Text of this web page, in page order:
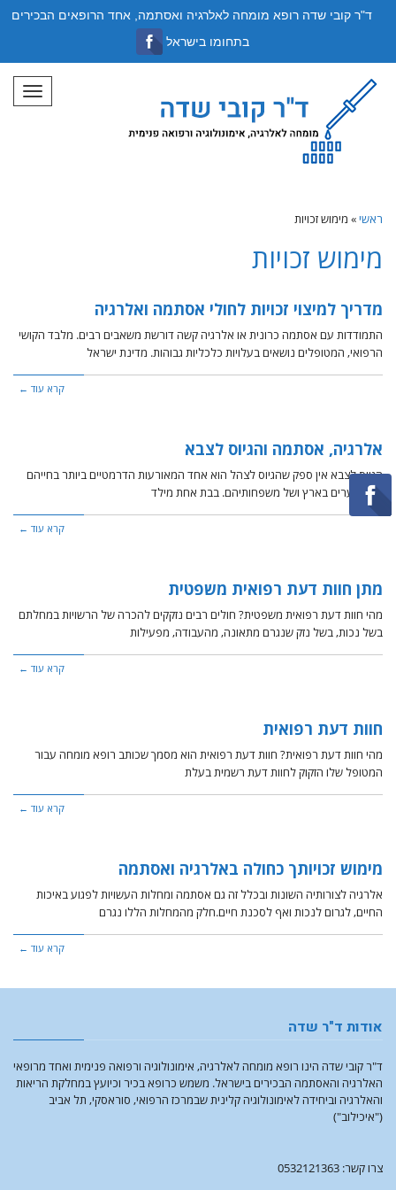
תפריט
ראשי» מימוש זכויות
מימוש זכויות
מדריך למיצוי זכויות לחולי אסתמה ואלרגיה
התמודדות עם אסתמה כרונית או אלרגיה קשה דורשת משאבים רבים. מלבד הקושי
הרפואי, המטופלים נושאים בעלויות כלכליות גבוהות. מדינת ישראל
קרא עוד ←
אלרגיה, אסתמה והגיוס לצבא
הגיוס לצבא אין ספק שהגיוס לצהל הוא אחד המאורעות הדרמטיים ביותר בחייהם
של הנערים בארץ ושל משפחותיהם. בבת אחת מילד
קרא עוד ←
מתן חוות דעת רפואית משפטית
מהי חוות דעת רפואית משפטית? חולים רבים נזקקים להכרה של הרשויות במחלתם
בשל נכות, בשל נזק שנגרם מתאונה, מהעבודה, מפעילות
קרא עוד ←
חוות דעת רפואית
מהי חוות דעת רפואית? חוות דעת רפואית הוא מסמך שכותב רופא מומחה עבור
המטופל שלו הזקוק לחוות דעת רשמית בעלת
קרא עוד ←
מימוש זכויותך כחולה באלרגיה ואסתמה
אלרגיה לצורותיה השונות ובכלל זה גם אסתמה ומחלות העשויות לפגוע באיכות
החיים, לגרום לנכות ואף לסכנת חיים.חלק מהמחלות הללו נגרם
קרא עוד ←
אודות ד"ר שדה
ד"ר קובי שדה הינו רופא מומחה לאלרגיה, אימונולוגיה ורפואה פנימית ואחד מרופאי
האלרגיה והאסתמה הבכירים בישראל. משמש כרופא בכיר וכיועץ במחלקת הריאות
והאלרגיה וביחידה לאימונולוגיה קלינית שבמרכז הרפואי, סוראסקי, תל אביב
("איכילוב")
צרו קשר: 0532121363
ד"ר קובי שדה רופא מומחה לאלרגיה ואסתמה, אחד הרופאים הבכירים
בתחומו בישראל